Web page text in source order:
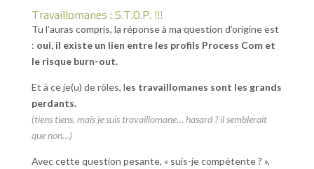
Travaillomanes : S.T.O.P. !!!
Tu l’auras compris, la réponse à ma question d’origine est
: oui, il existe un lien entre les profils Process Com et
le risque burn-out.
Et à ce je(u) de rôles, les travaillomanes sont les grands
perdants.
(tiens tiens, mais je suis travaillomane… hasard ? il semblerait
que non…)
Avec cette question pesante, « suis-je compétente ? »,